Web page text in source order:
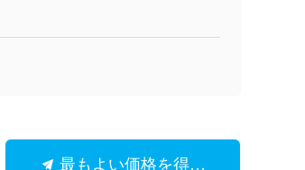
最もよい価格を得なさい